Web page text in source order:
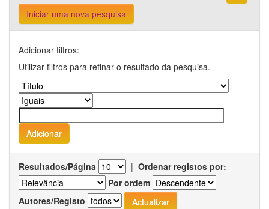
Iniciar uma nova pesquisa
Adicionar filtros:
Utilizar filtros para refinar o resultado da pesquisa.
Resultados/Página | Ordenar registos por:
Por ordem
Autores/Registo